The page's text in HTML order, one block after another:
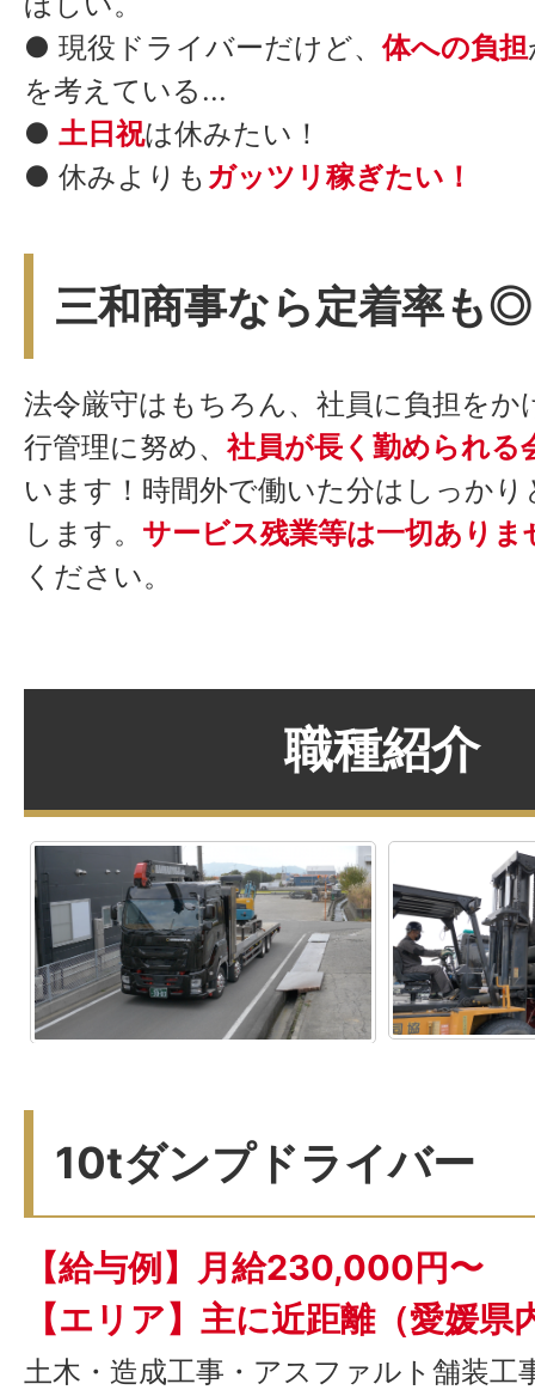
● 現役ドライバーだけど、体への負担
を考えている...
● 土日祝は休みたい！
● 休みよりも ガッツリ稼ぎたい！
三和商事なら定着率も◎
法令厳守はもちろん、社員に負担をか
行管理に努め、 社員が長く勤められる
います！時間外で働いた分はしっかり
します。 サービス残業等は一切ありま
ください。
職種紹介
10tダンプドライバー
【給与例】月給230,000円〜
【エリア】主に近距離（愛媛県
土木・造成工事・アスファルト舗装工